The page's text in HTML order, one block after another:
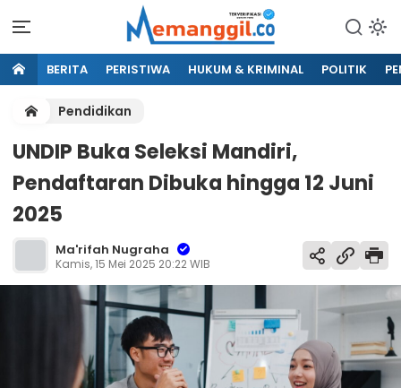
BERITA PERISTIWA HUKUM & KRIMINAL POLITIK
Pendidikan
UNDIP Buka Seleksi Mandiri,
Pendaftaran Dibuka hingga 12 Juni
2025
Ma'rifah Nugraha
Kamis, 15 Mei 2025 20:22 WIB